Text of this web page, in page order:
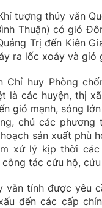
tượng thủy văn
Thuận) có gió
Trị đến Kiên
ra lốc xoáy và gió
Chỉ huy Phòng
là các huyện, thị
gió mạnh, sóng
chủ các
sản xuất phù
xử lý kịp thời
tác cứu hộ,
văn tỉnh được yêu
đến các cấp